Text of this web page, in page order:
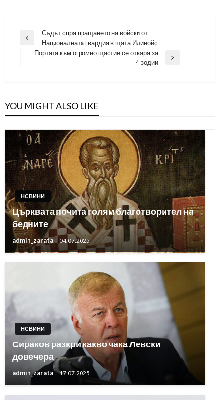
Навигация
Previous
Съдът спря пращането на войски от
Националната гвардия в щата Илинойс
Портата към огромно щастие се отваря за
4 зодии
YOU MIGHT ALSO LIKE
НОВИНИ
Църквата почита голям благотворител на
бедните
admin_zarata 04.07.2025
НОВИНИ
Сираков разкри какво чака Левски
довечера
admin_zarata 17.07.2025